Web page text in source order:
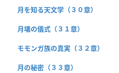
月を知る天文学（３０章）
月壊の儀式（３１章）
モモンガ族の真実（３２章）
月の秘密（３３章）